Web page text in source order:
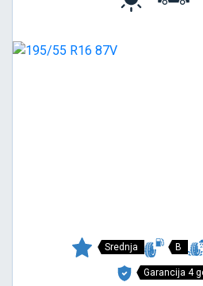
Srednja B
Garancija 4